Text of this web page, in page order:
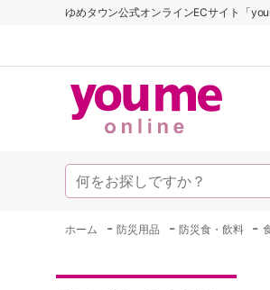
ゆめタウン公式オンラインECサイト「
ホーム -防災用品 -防災食・飲料 -